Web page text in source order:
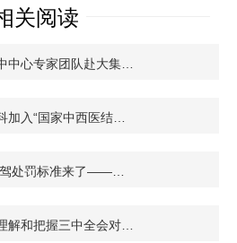
关阅读
中心专家团队赴大集…
加入“国家中西医结…
驾处罚标准来了——…
解和把握三中全会对…